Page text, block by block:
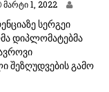
მარტი 1, 2022მ
რ
ტ
1
სერგეი
დიპლომატებმა
შეზღუდვების გამო